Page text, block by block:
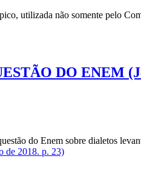
utilizada não somente pelo
DO ENEM
do Enem sobre dialetos
de 2018. p. 23)